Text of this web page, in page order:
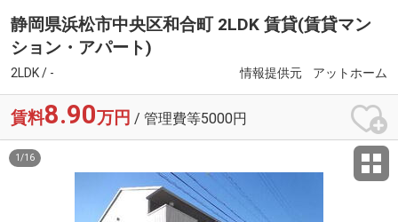
静岡県浜松市中央区和合町 2LDK 賃貸(賃貸マン
ション・アパート)
2LDK / - 情報提供元 アットホーム
賃料8.90万円 / 管理費等5000円
1 /16